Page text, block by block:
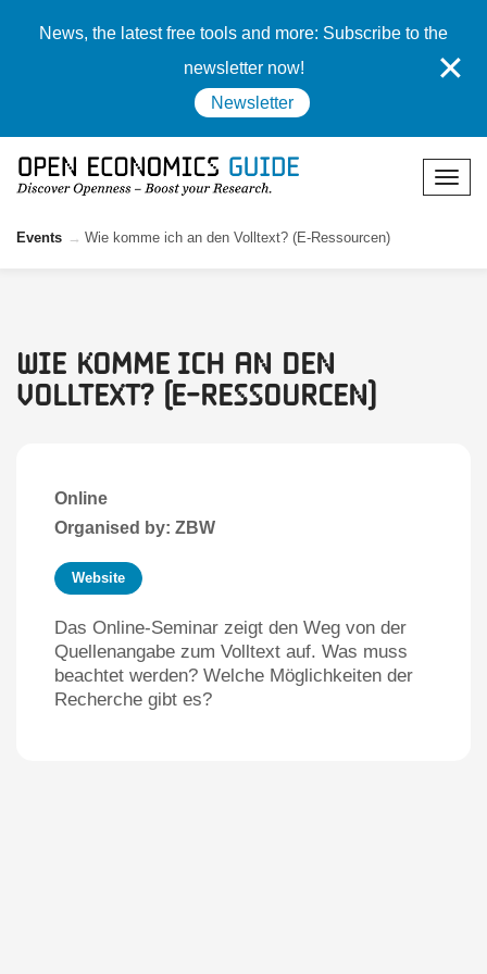
News, the latest free tools and more: Subscribe to the
newsletter now!
Newsletter
✕
Events Wie komme ich an den Volltext? (E-Ressourcen)
Wie komme ich an den
Volltext? (E-Ressourcen)
Online
Organised by: ZBW
Website
Das Online-Seminar zeigt den Weg von der
Quellenangabe zum Volltext auf. Was muss
beachtet werden? Welche Möglichkeiten der
Recherche gibt es?